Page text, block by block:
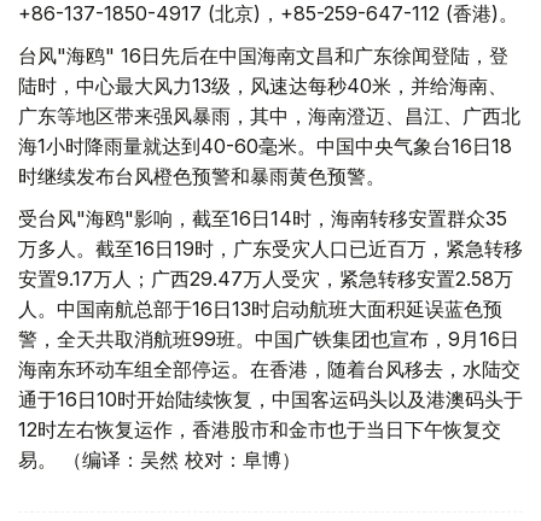
+86-137-1850-4917 (北京)，+85-259-647-112 (香港)。
台风"海鸥" 16日先后在中国海南文昌和广东徐闻登陆，登
陆时，中心最大风力13级，风速达每秒40米，并给海南、
广东等地区带来强风暴雨，其中，海南澄迈、昌江、广西北
海1小时降雨量就达到40-60毫米。中国中央气象台16日18
时继续发布台风橙色预警和暴雨黄色预警。
受台风"海鸥"影响，截至16日14时，海南转移安置群众35
万多人。截至16日19时，广东受灾人口已近百万，紧急转移
安置9.17万人；广西29.47万人受灾，紧急转移安置2.58万
人。中国南航总部于16日13时启动航班大面积延误蓝色预
警，全天共取消航班99班。中国广铁集团也宣布，9月16日
海南东环动车组全部停运。在香港，随着台风移去，水陆交
通于16日10时开始陆续恢复，中国客运码头以及港澳码头于
12时左右恢复运作，香港股市和金市也于当日下午恢复交
易。 （编译：吴然 校对：阜博）